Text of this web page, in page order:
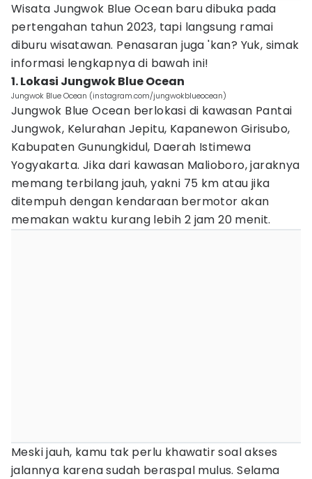
Wisata Jungwok Blue Ocean baru dibuka pada
pertengahan tahun 2023, tapi langsung ramai
diburu wisatawan. Penasaran juga 'kan? Yuk, simak
informasi lengkapnya di bawah ini!
1. Lokasi Jungwok Blue Ocean
Jungwok Blue Ocean (instagram.com/jungwokblueocean)
Jungwok Blue Ocean berlokasi di kawasan Pantai
Jungwok, Kelurahan Jepitu, Kapanewon Girisubo,
Kabupaten Gunungkidul, Daerah Istimewa
Yogyakarta. Jika dari kawasan Malioboro, jaraknya
memang terbilang jauh, yakni 75 km atau jika
ditempuh dengan kendaraan bermotor akan
memakan waktu kurang lebih 2 jam 20 menit.
Meski jauh, kamu tak perlu khawatir soal akses
jalannya karena sudah beraspal mulus. Selama